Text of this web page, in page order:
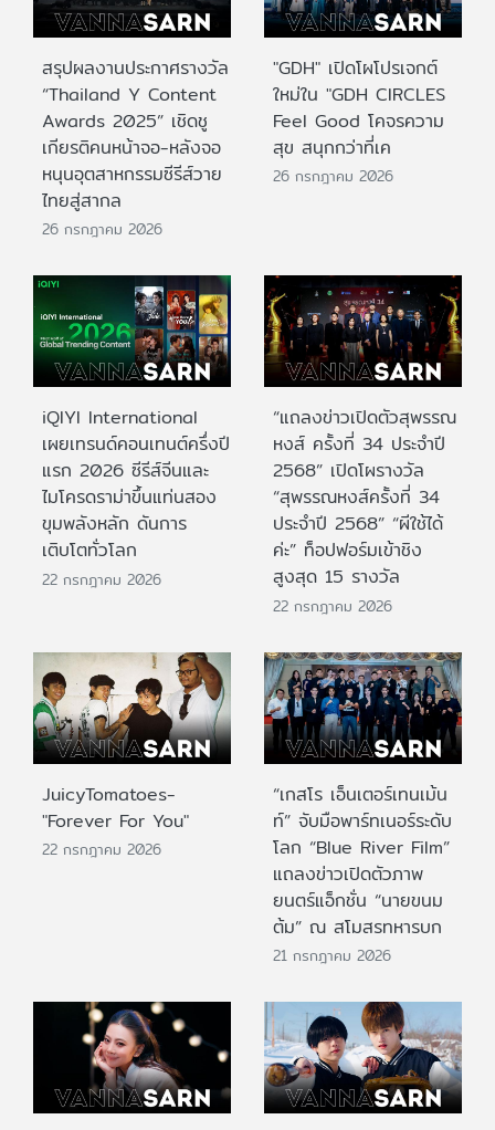
สรุปผลงานประกาศรางวัล
“Thailand Y Content
Awards 2025” เชิดชู
เกียรติคนหน้าจอ-หลังจอ
หนุนอุตสาหกรรมซีรีส์วาย
ไทยสู่สากล
26 กรกฎาคม 2026
"GDH" เปิดโผโปรเจกต์
ใหม่ใน "GDH CIRCLES
Feel Good โคจรความ
สุข สนุกกว่าที่เค
26 กรกฎาคม 2026
iQIYI International
เผยเทรนด์คอนเทนต์ครึ่งปี
แรก 2026 ซีรีส์จีนและ
ไมโครดราม่าขึ้นแท่นสอง
ขุมพลังหลัก ดันการ
เติบโตทั่วโลก
22 กรกฎาคม 2026
“แถลงข่าวเปิดตัวสุพรรณ
หงส์ ครั้งที่ 34 ประจำปี
2568” เปิดโผรางวัล
“สุพรรณหงส์ครั้งที่ 34
ประจำปี 2568” “ผีใช้ได้
ค่ะ” ท็อปฟอร์มเข้าชิง
สูงสุด 15 รางวัล
22 กรกฎาคม 2026
JuicyTomatoes-
"Forever For You"
22 กรกฎาคม 2026
“เกสโร เอ็นเตอร์เทนเม้น
ท์” จับมือพาร์ทเนอร์ระดับ
โลก “Blue River Film”
แถลงข่าวเปิดตัวภาพ
ยนตร์แอ็กชั่น “นายขนม
ต้ม” ณ สโมสรทหารบก
21 กรกฎาคม 2026